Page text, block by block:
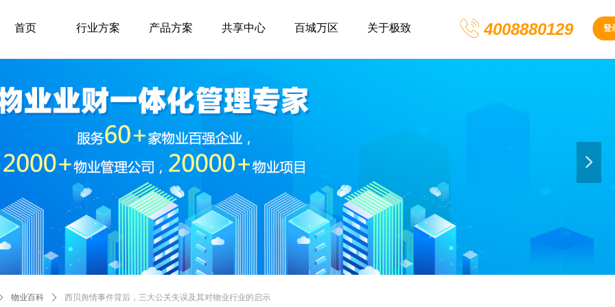
4008880129 登
首页 行业方案 产品方案 共享中心 百城万区 关于极致
넲
物业百科 ꄲ 西贝舆情事件背后，三大公关失误及其对物业行业的启示